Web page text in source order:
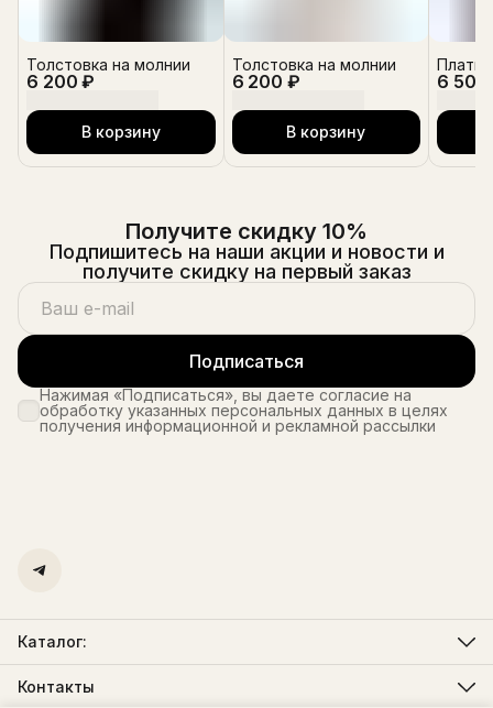
6 200 ₽
Толстовка на молнии
В корзину
6 200 ₽
Толстовка на молнии
В корзину
6 500
Получите скидку 10%
Подпишитесь на наши акции и новости и
получите скидку на первый заказ
Подписаться
Нажимая «Подписаться», вы даете согласие на
обработку указанных персональных данных в целях
получения информационной и рекламной рассылки
Каталог:
Мужская одежда
Женская одежда
Контакты